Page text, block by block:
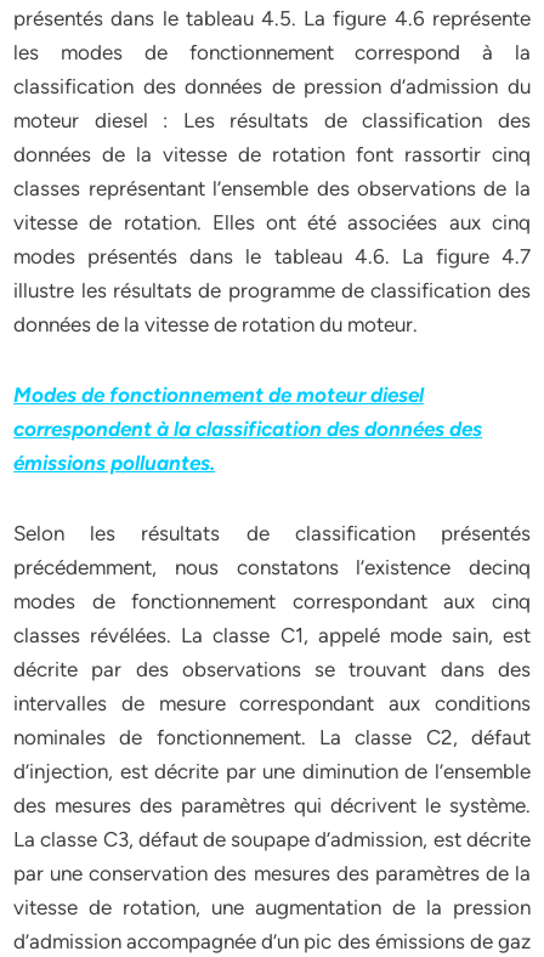
présentés dans le tableau 4.5. La figure 4.6 représente
les modes de fonctionnement correspond à la
classification des données de pression d’admission du
moteur diesel : Les résultats de classification des
données de la vitesse de rotation font rassortir cinq
classes représentant l’ensemble des observations de la
vitesse de rotation. Elles ont été associées aux cinq
modes présentés dans le tableau 4.6. La figure 4.7
illustre les résultats de programme de classification des
données de la vitesse de rotation du moteur.
Modes de fonctionnement de moteur diesel
correspondent à la classification des données des
émissions polluantes.
Selon les résultats de classification présentés
précédemment, nous constatons l’existence decinq
modes de fonctionnement correspondant aux cinq
classes révélées. La classe C1, appelé mode sain, est
décrite par des observations se trouvant dans des
intervalles de mesure correspondant aux conditions
nominales de fonctionnement. La classe C2, défaut
d’injection, est décrite par une diminution de l’ensemble
des mesures des paramètres qui décrivent le système.
La classe C3, défaut de soupape d’admission, est décrite
par une conservation des mesures des paramètres de la
vitesse de rotation, une augmentation de la pression
d’admission accompagnée d’un pic des émissions de gaz